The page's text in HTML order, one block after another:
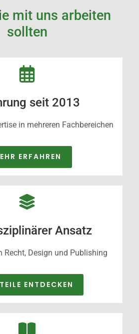
mit uns arbeiten
sollten
seit 2013
in mehreren Fachbereichen
ERFAHREN
Ansatz
Recht, Design und Publishing
ENTDECKEN